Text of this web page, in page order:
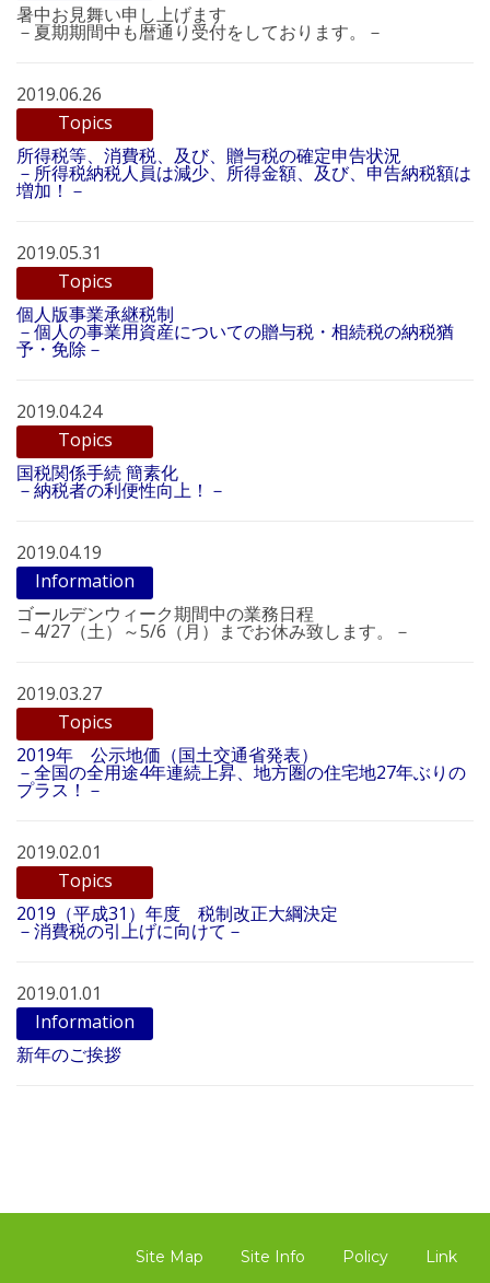
暑中お見舞い申し上げます
－夏期期間中も暦通り受付をしております。－
2019.06.26
Topics
所得税等、消費税、及び、贈与税の確定申告状況
－所得税納税人員は減少、所得金額、及び、申告納税額は
増加！－
2019.05.31
Topics
個人版事業承継税制
－個人の事業用資産についての贈与税・相続税の納税猶
予・免除－
2019.04.24
Topics
国税関係手続 簡素化
－納税者の利便性向上！－
2019.04.19
Information
ゴールデンウィーク期間中の業務日程
－4/27（土）～5/6（月）までお休み致します。－
2019.03.27
Topics
2019年 公示地価（国土交通省発表）
－全国の全用途4年連続上昇、地方圏の住宅地27年ぶりの
プラス！－
2019.02.01
Topics
2019（平成31）年度 税制改正大綱決定
－消費税の引上げに向けて－
2019.01.01
Information
新年のご挨拶
Site Map Site Info Policy Link